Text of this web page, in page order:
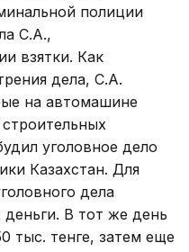
полиции
С.А.,
взятки. Как
дела, С.А.
на автомашине
уголовное дело
Казахстан. Для
дела
В тот же день
тыс. тенге, затем еще